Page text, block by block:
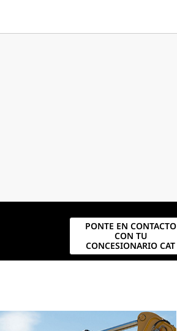
PONTE EN CONTACTO
CON TU
CONCESIONARIO CAT